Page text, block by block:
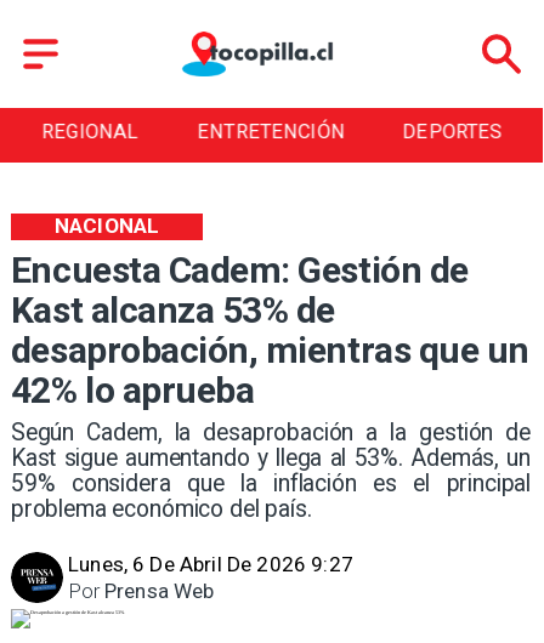
REGIONAL ENTRETENCIÓN DEPORTES
Encuesta Cadem: Gestión de
Kast alcanza 53% de
desaprobación, mientras que un
42% lo aprueba
Según Cadem, la desaprobación a la gestión de
Kast sigue aumentando y llega al 53%. Además, un
59% considera que la inflación es el principal
problema económico del país.
NACIONAL
Lunes, 6 De Abril De 2026 9:27
Prensa Web
Por